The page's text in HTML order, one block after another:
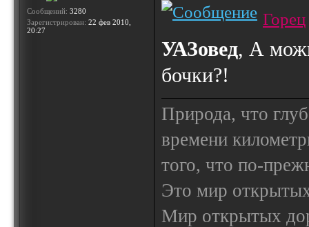
Сообщений: 3280
Зарегистрирован: 22 фев 2010,
20:27
Горец
УАЗовед, А
бочки?!
Природа, что
времени
того, что по-
Это мир
Мир открытых